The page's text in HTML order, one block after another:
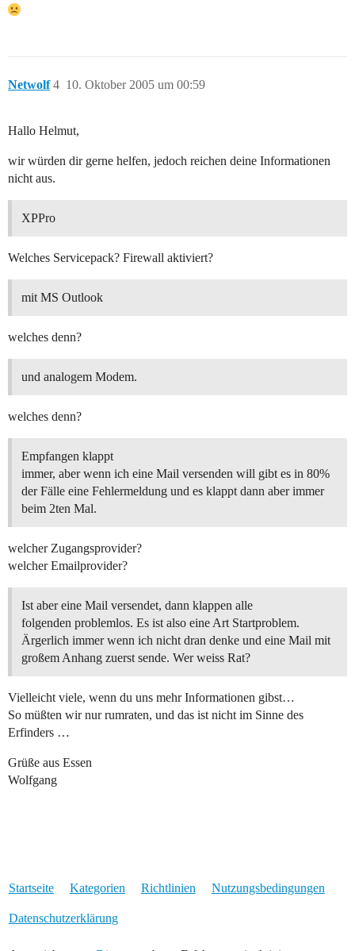
Netwolf 10. Oktober 2005 um 00:59
4
Hallo Helmut,
wir würden dir gerne helfen, jedoch reichen deine Informationen
nicht aus.
XPPro
Welches Servicepack? Firewall aktiviert?
mit MS Outlook
welches denn?
und analogem Modem.
welches denn?
Empfangen klappt
immer, aber wenn ich eine Mail versenden will gibt es in 80%
der Fälle eine Fehlermeldung und es klappt dann aber immer
beim 2ten Mal.
welcher Zugangsprovider?
welcher Emailprovider?
Ist aber eine Mail versendet, dann klappen alle
folgenden problemlos. Es ist also eine Art Startproblem.
Ärgerlich immer wenn ich nicht dran denke und eine Mail mit
großem Anhang zuerst sende. Wer weiss Rat?
Vielleicht viele, wenn du uns mehr Informationen gibst…
So müßten wir nur rumraten, und das ist nicht im Sinne des
Erfinders …
Grüße aus Essen
Wolfgang
Startseite Kategorien Richtlinien Nutzungsbedingungen
Datenschutzerklärung